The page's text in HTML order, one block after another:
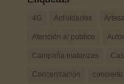
4G Actividades
Atención al publico
Campaña matanzas
Concentración concierto